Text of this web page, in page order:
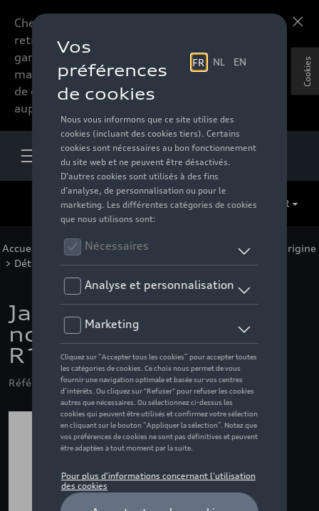
Chers accessoires-lovers,
retrouvez dorénavant toute la
gamme d’accessoires de votre
marque préférée sous forme
de catalogue à commander
auprès de votre distributeur.
FR
Accueil Pour votre Audi > >Jantes d'origine
> Détail
Jante à 5 branches en
noir, 6.5 J x 16, 205/55
R16
Référence: 8Y0071496A AX1
Cookies